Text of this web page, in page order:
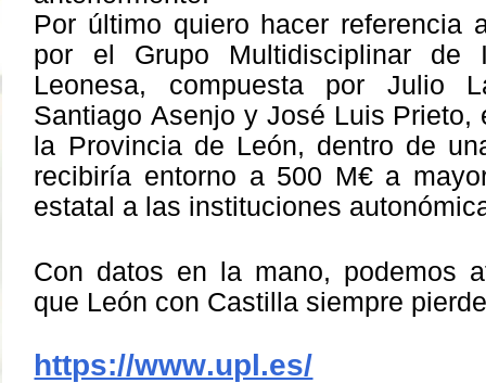
Por último quiero hacer referencia
por el Grupo Multidisciplinar de
Leonesa, compuesta por Julio
Santiago Asenjo y José Luis Prieto,
la Provincia de León, dentro de
recibiría entorno a 500 M€ a
estatal a las instituciones
Con datos en la mano, podemos
que León con Castilla siempre
https://www.upl.es/